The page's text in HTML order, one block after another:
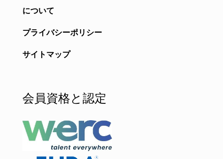
について
プライバシーポリシー
サイトマップ
会員資格と認定